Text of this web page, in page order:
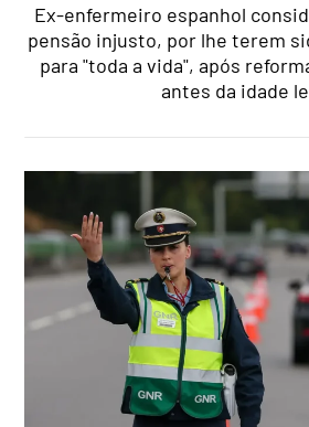
Ex-enfermeiro espanhol
pensão injusto, por lhe terem
para "toda a vida", após
antes da idade